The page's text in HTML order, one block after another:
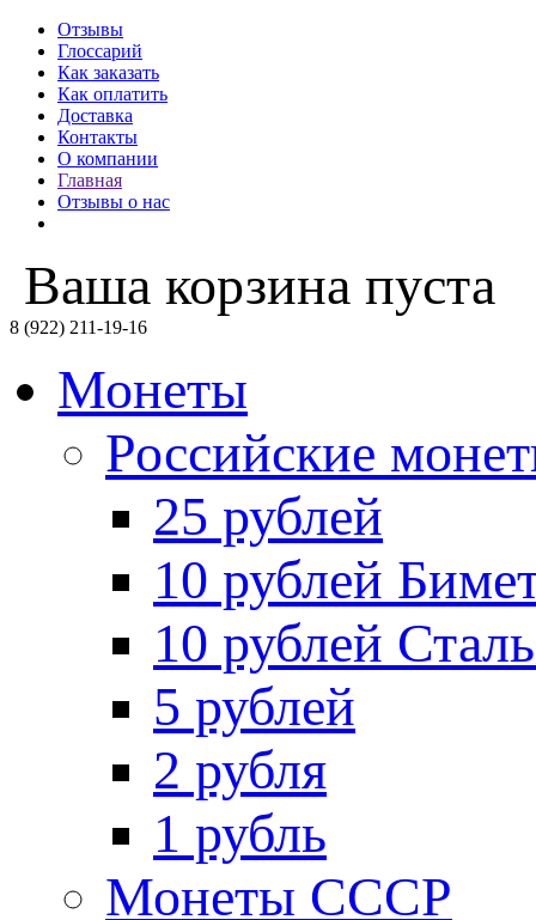
Отзывы
Глоссарий
Как заказать
Как оплатить
Доставка
Контакты
О компании
Главная
Отзывы о нас
Ваша корзина пуста
8 (922) 211-19-16
Монеты
Российские
25 рублей
10 рублей
10 рублей
5 рублей
2 рубля
1 рубль
Монеты СССР